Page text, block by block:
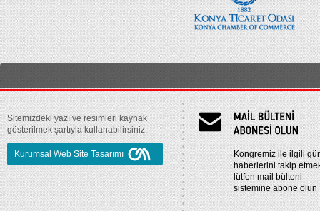
Sitemizdeki yazı ve resimleri kaynak
gösterilmek şartıyla kullanabilirsiniz.
Kurumsal Web Site Tasarımı
Kongremiz ile ilgili
haberlerini takip
lütfen mail bülteni
sistemine abone olun